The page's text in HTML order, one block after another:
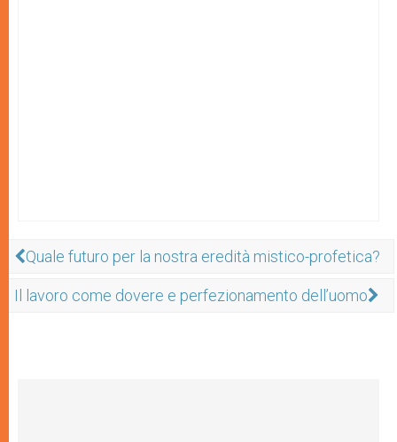
Quale futuro per la nostra eredità mistico-profetica?
Il lavoro come dovere e perfezionamento dell’uomo